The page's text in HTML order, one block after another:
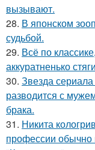
вызывают.
28. В японском
судьбой.
29. Всё по
аккуратненько
30. Звезда
разводится с
брака.
31. Никита
профессии обычно